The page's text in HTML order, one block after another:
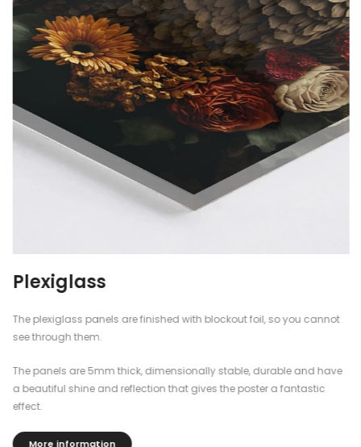
Plexiglass
The plexiglass panels are finished with blockout foil, so you cannot
see through them.
The panels are 5mm thick, dimensionally stable, durable and have
a beautiful shine and reflection that gives the poster a fantastic
effect.
More information